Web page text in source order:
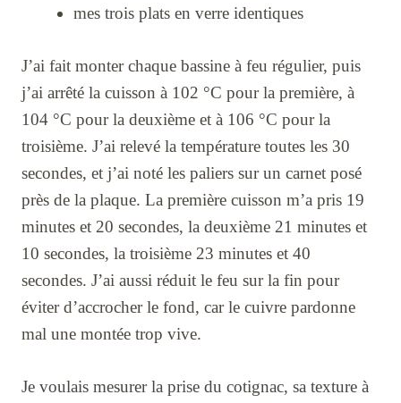
mes trois plats en verre identiques
J’ai fait monter chaque bassine à feu régulier, puis
j’ai arrêté la cuisson à 102 °C pour la première, à
104 °C pour la deuxième et à 106 °C pour la
troisième. J’ai relevé la température toutes les 30
secondes, et j’ai noté les paliers sur un carnet posé
près de la plaque. La première cuisson m’a pris 19
minutes et 20 secondes, la deuxième 21 minutes et
10 secondes, la troisième 23 minutes et 40
secondes. J’ai aussi réduit le feu sur la fin pour
éviter d’accrocher le fond, car le cuivre pardonne
mal une montée trop vive.
Je voulais mesurer la prise du cotignac, sa texture à